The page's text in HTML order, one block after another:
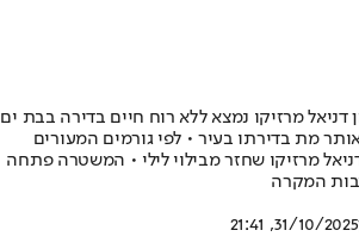
מרזיקו נמצא ללא רוח חיים בדירה בבת ים
ה־20 לחייו אותר מת בדירתו בעיר • לפי גורמים המעורים
מרזיקו שחזר מבילוי לילי • המשטרה פתחה
המקרה
31/10/2025, 21:41